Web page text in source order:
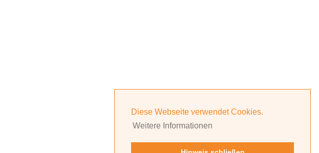
Diese Webseite verwendet Cookies.
Weitere Informationen